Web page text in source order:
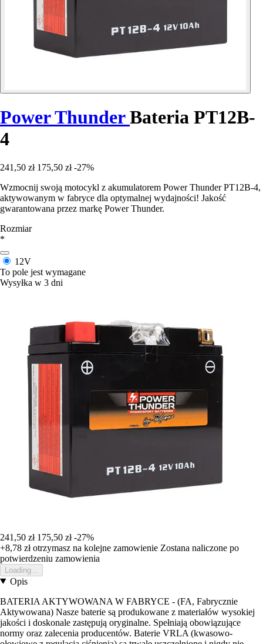
Power ThunderBateria PT12B-
4
241,50 zł 175,50 zł -27%
Wzmocnij swoją motocykl z akumulatorem Power Thunder PT12B-4,
aktywowanym w fabryce dla optymalnej wydajności! Jakość
gwarantowana przez markę Power Thunder.
Rozmiar
*
12V
To pole jest wymagane
Wysyłka w 3 dni
241,50 zł 175,50 zł -27%
+8,78 złotrzymasz na kolejne zamowienie Zostana naliczone po
potwierdzeniu zamowienia
Loading...
Opis
BATERIA AKTYWOWANA W FABRYCE - (FA, Fabrycznie
Aktywowana) Nasze baterie są produkowane z materiałów wysokiej
jakości i doskonale zastępują oryginalne. Spełniają obowiązujące
normy oraz zalecenia producentów. Baterie VRLA (kwasowo-